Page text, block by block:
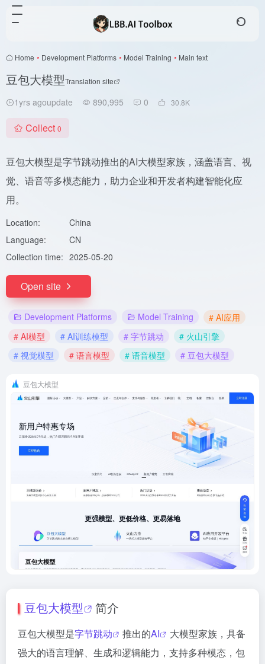
Home • Development Platforms • Model Training • Main text
豆包大模型Translation site
1yrs agoupdate 890,995 0 30.8K
Collect 0
豆包大模型是字节跳动推出的AI大模型家族，涵盖语言、视
觉、语音等多模态能力，助力企业和开发者构建智能化应
用。
Location:
China
Language:
CN
Collection time: 2025-05-20
Open site
Development Platforms Model Training
# AI应用
# AI模型
# AI训练模型 # 字节跳动
# 火山引擎
# 视觉模型
# 语言模型 # 语音模型 # 豆包大模型
豆包大模型
豆包大模型 简介
豆包大模型是字节跳动 推出的AI
大模型家族，具备
强大的语言理解、生成和逻辑能力，支持多种模态，包